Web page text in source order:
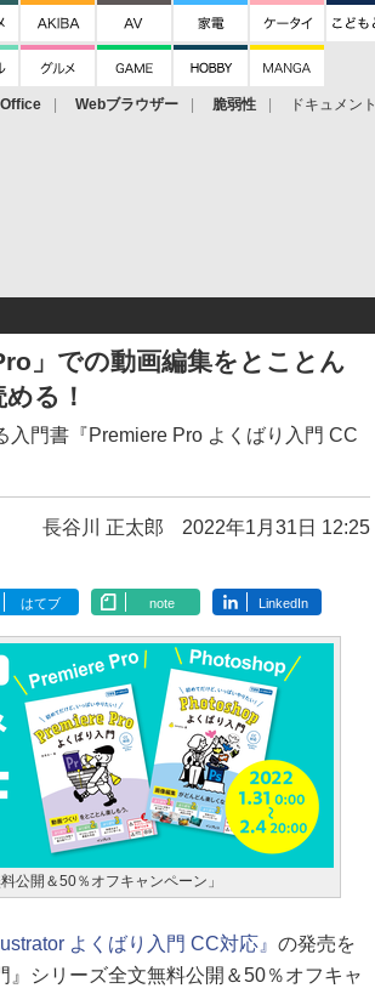
Office Webブラウザー 脆弱性 ドキュメント
」での動画編集をとことん
る！
門書『Premiere Pro よくばり入門 CC
長谷川 正太郎 2022年1月31日 12:25
はてブ note LinkedIn
公開＆50％オフキャンペーン」
よくばり入門 CC対応』 の発売を
シリーズ全文無料公開＆50％オフキャ